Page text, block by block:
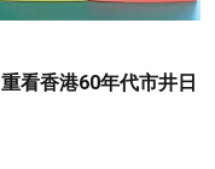
看香港60年代市井日